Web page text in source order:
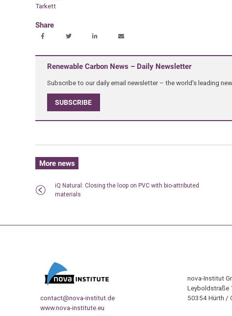
Tarkett
Share
Renewable Carbon News – Daily Newsletter
Subscribe to our daily email newsletter – the world's leading
SUBSCRIBE
More news
iQ Natural: Closing the loop on PVC with bio-attributed
materials
contact@nova-institut.de
www.nova-institute.eu
nova-Institut
Leyboldstraße
50354 Hürth /